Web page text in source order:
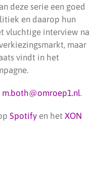
deze serie een goed
en daarop hun
vluchtige interview na
maar
vindt in het
m.both@omroep1.nl.
Spotify en het XON